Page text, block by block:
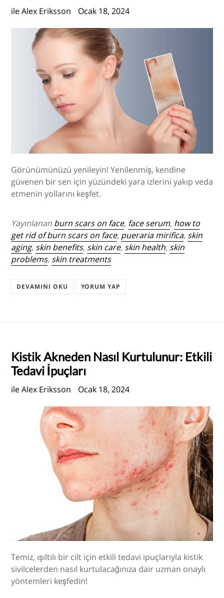
ile Alex Eriksson Ocak 18, 2024
Görünümünüzü yenileyin! Yenilenmiş, kendine
güvenen bir sen için yüzündeki yara izlerini yakıp veda
etmenin yollarını keşfet.
Yayınlanan burn scars on face, face serum, how to
get rid of burn scars on face, pueraria mirifica, skin
aging, skin benefits, skin care, skin health, skin
problems, skin treatments
DEVAMINI OKU YORUM YAP
Kistik Akneden Nasıl Kurtulunur: Etkili
Tedavi İpuçları
ile Alex Eriksson Ocak 18, 2024
Temiz, ışıltılı bir cilt için etkili tedavi ipuçlarıyla kistik
sivilcelerden nasıl kurtulacağınıza dair uzman onaylı
yöntemleri keşfedin!